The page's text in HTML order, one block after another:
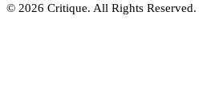
© 2026 Critique. All Rights Reserved.